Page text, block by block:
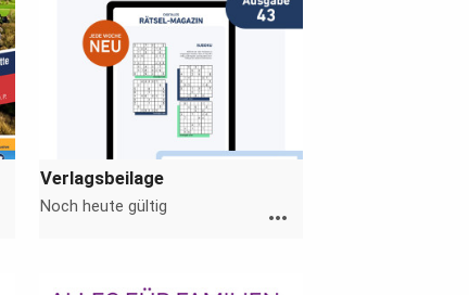
Verlagsbeilage
Noch heute gültig more_horiz